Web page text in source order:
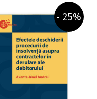
- 25%